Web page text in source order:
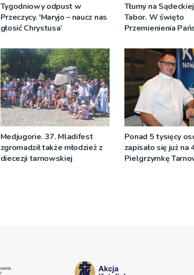
Tygodniowy odpust w
Przeczycy. 'Maryjo – naucz nas
głosić Chrystusa’
Tłumy na
Tabor. W święto
Przemienienia
Sakramentów
Medjugorie. 37. Mladifest
zgromadził także młodzież z
diecezji tarnowskiej
Ponad 5 tysięcy
zapisało się już na
Pielgrzymkę